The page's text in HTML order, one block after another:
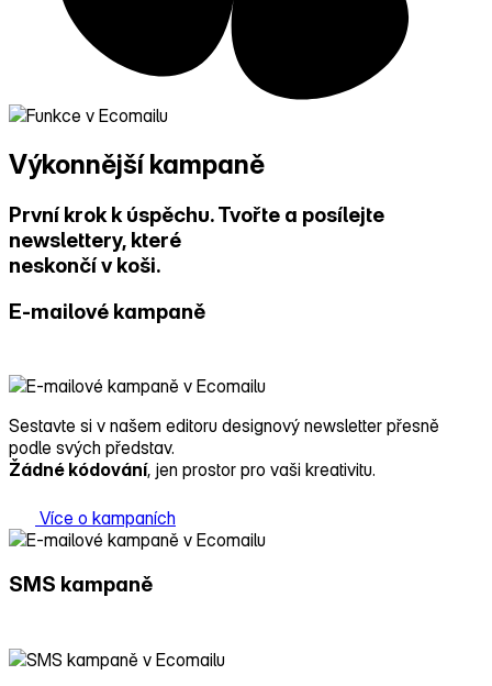
Výkonnější kampaně
První krok k úspěchu. Tvořte a posílejte
newslettery, které
neskončí v koši.
E‑mailové kampaně
Sestavte si v našem editoru designový newsletter přesně
podle svých představ.
Žádné kódování, jen prostor pro vaši kreativitu.
Více o kampaních
SMS kampaně